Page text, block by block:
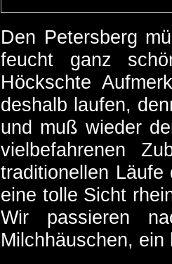
Den Petersberg
feucht ganz
Höckschte
deshalb laufen,
und muß wieder
vielbefahrenen
traditionellen Läufe
eine tolle Sicht
Wir passieren
Milchhäuschen,